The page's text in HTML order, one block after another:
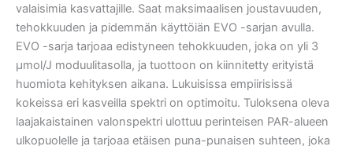
valaisimia kasvattajille. Saat maksimaalisen joustavuuden,
tehokkuuden ja pidemmän käyttöiän EVO -sarjan avulla.
EVO -sarja tarjoaa edistyneen tehokkuuden, joka on yli 3
μmol/J moduulitasolla, ja tuottoon on kiinnitetty erityistä
huomiota kehityksen aikana. Lukuisissa empiirisissä
kokeissa eri kasveilla spektri on optimoitu. Tuloksena oleva
laajakaistainen valonspektri ulottuu perinteisen PAR-alueen
ulkopuolelle ja tarjoaa etäisen puna-punaisen suhteen, joka